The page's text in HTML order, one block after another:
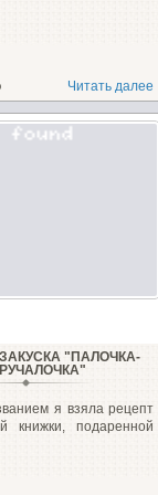
Читать далее
"ПАЛОЧКА-
я взяла рецепт
книжки, подаренной